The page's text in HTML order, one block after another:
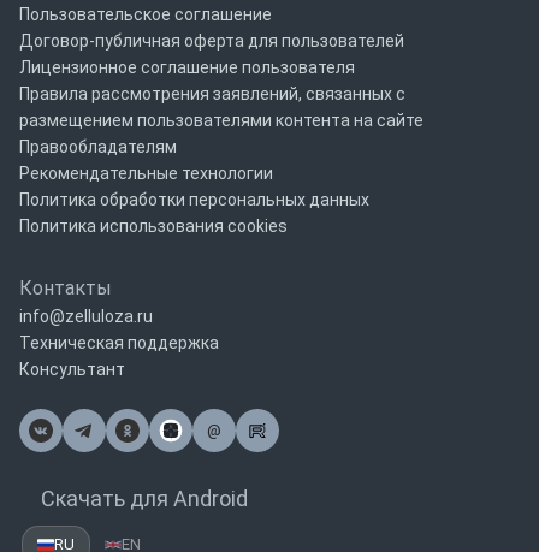
Пользовательское соглашение
Договор-публичная оферта для пользователей
Лицензионное соглашение пользователя
Правила рассмотрения заявлений, связанных с
размещением пользователями контента на сайте
Правообладателям
Рекомендательные технологии
Политика обработки персональных данных
Политика использования cookies
Контакты
info@zelluloza.ru
Техническая поддержка
Консультант
@
Почта
Скачать для Android
RU EN